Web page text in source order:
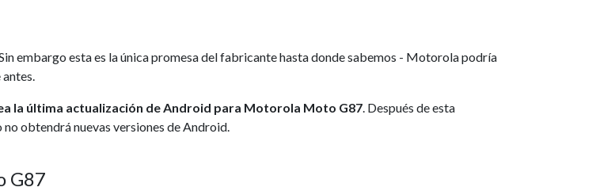
embargo esta es la única promesa del fabricante hasta donde sabemos - Motorola podría
la última actualización de Android para Motorola Moto G87. Después de esta
obtendrá nuevas versiones de Android.
G87